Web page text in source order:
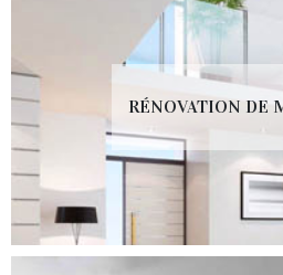
RÉNOVATION DE